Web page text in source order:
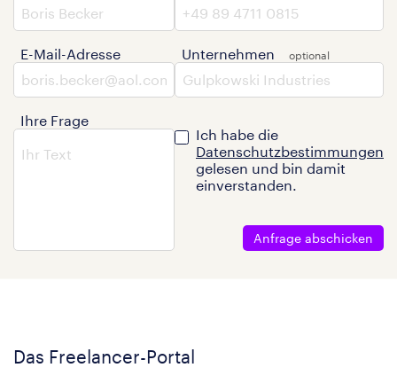
E-Mail-Adresse
Ihre Frage
Unternehmen
Ich habe die
Datenschutzbestimmungen
gelesen und bin damit
einverstanden.
Anfrage abschicken
Das Freelancer-Portal